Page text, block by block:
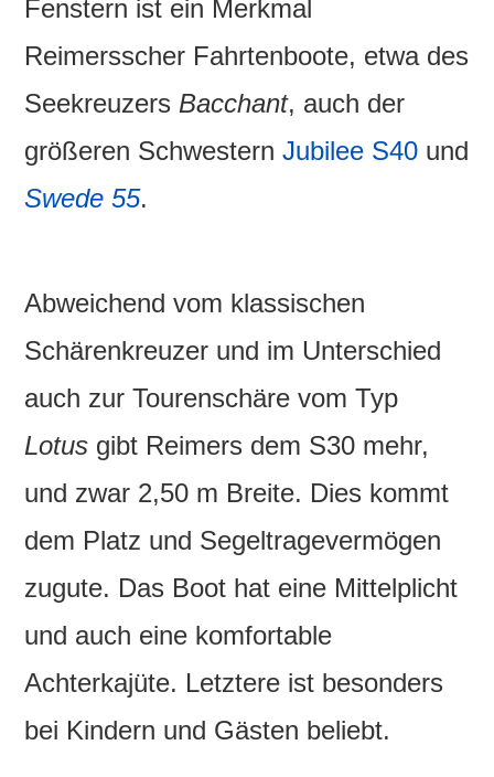
Fenstern ist ein Merkmal
Reimersscher Fahrtenboote, etwa des
Seekreuzers Bacchant, auch der
größeren SchwesternJubilee S40 und
Swede 55.
Abweichend vom klassischen
Schärenkreuzer und im Unterschied
auch zur Tourenschäre vom Typ
Lotus gibt Reimers dem S30 mehr,
und zwar 2,50 m Breite. Dies kommt
dem Platz und Segeltragevermögen
zugute. Das Boot hat eine Mittelplicht
und auch eine komfortable
Achterkajüte. Letztere ist besonders
bei Kindern und Gästen beliebt.